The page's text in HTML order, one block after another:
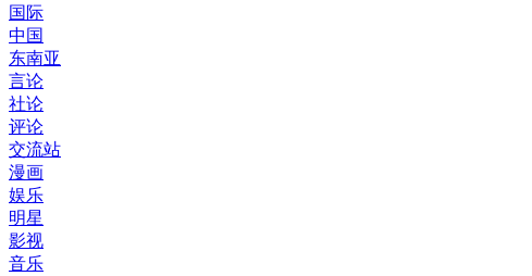
国际
中国
东南亚
言论
社论
评论
交流站
漫画
娱乐
明星
影视
音乐